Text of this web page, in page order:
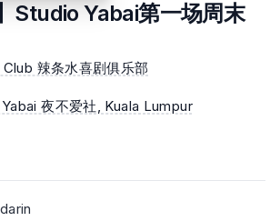
Studio Yabai第一场周末
辣条水喜剧俱乐部
夜不爱社 , Kuala Lumpur